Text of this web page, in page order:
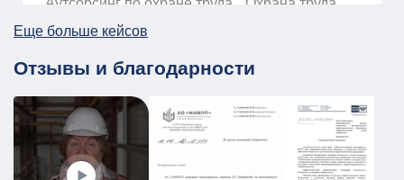
ПЛДЧС для МБУ ДО «Образовательный
центр «Смена»
ГО и ЧС
ПДЛЧС
19.08.2025 ПОДРОБНЕЕ
Еще больше кейсов
Отзывы и благодарности